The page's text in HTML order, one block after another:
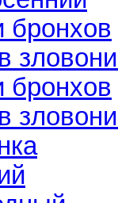
бронхов
бронхов